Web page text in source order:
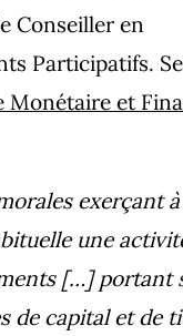
Conseiller en
Participatifs.
Monétaire et
exerçant
une
[…] portant
de capital et de